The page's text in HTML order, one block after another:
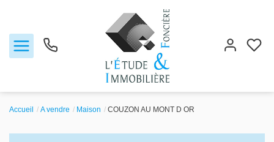
Accueil A vendre Maison COUZON AU MONT D OR